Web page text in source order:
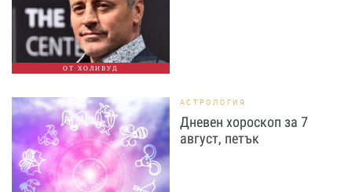
ОТ ХОЛИВУД
АСТРОЛОГИЯ
Дневен хороскоп за 7
август, петък